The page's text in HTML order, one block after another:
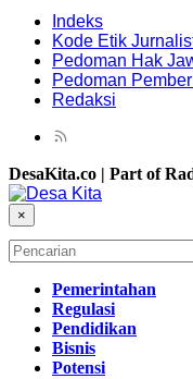
Indeks
Kode Etik
Pedoman Hak
Pedoman
Redaksi
DesaKita.co | Part of
×
Pemerintahan
Regulasi
Pendidikan
Bisnis
Potensi